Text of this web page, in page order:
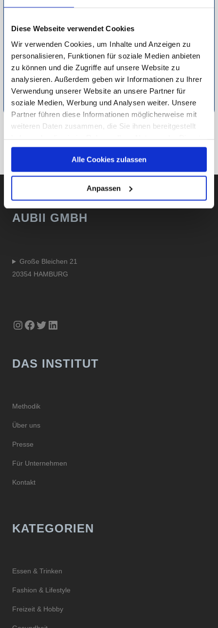
Diese Webseite verwendet Cookies
Wir verwenden Cookies, um Inhalte und Anzeigen zu
personalisieren, Funktionen für soziale Medien anbieten
zu können und die Zugriffe auf unsere Website zu
analysieren. Außerdem geben wir Informationen zu Ihrer
Verwendung unserer Website an unsere Partner für
soziale Medien, Werbung und Analysen weiter. Unsere
Partner führen diese Informationen möglicherweise mit
weiteren Daten zusammen, die Sie ihnen bereitgestellt
gesammelt haben.
Unsere Datenschutzerklärung finden siehier.
Alle Cookies zulassen
Anpassen
Magnetfelds kann für ein leichtes Kribbeln sorgen, an das
sich die Vierbeiner erst gewöhnen müssen. Ist das aber
geschafft, kann schnellere Regeneration geschaffen und die
Gesundheit Ihres Pferdes verbessert werden.
Detaillierte Informationen zur Durchführung unserer Studien
finden Sie unter Methodik.
ZUR ÜBERSICHT
AUBII GMBH
Große Bleichen 21
20354 HAMBURG
Instagram
Facebook
Twitter
LinkedIn
DAS INSTITUT
Methodik
Über uns
Presse
Für Unternehmen
Kontakt
KATEGORIEN
Essen & Trinken
Fashion & Lifestyle
Freizeit & Hobby